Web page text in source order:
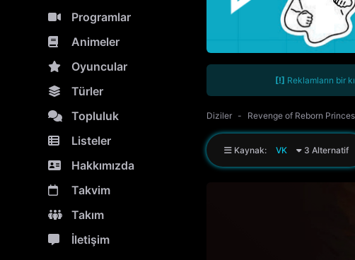
Programlar
Animeler
Oyuncular
Türler
Topluluk
Listeler
Hakkımızda
Takvim
Takım
İletişim
[!] Reklamların bir
Diziler Revenge of Reborn
Kaynak: VK 3 Alternatif